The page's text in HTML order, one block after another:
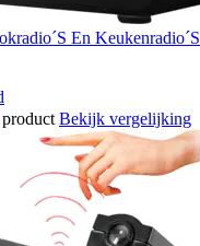
En Keukenradio´S
Bekijk vergelijking